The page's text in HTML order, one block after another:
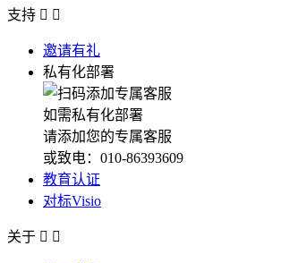
支持  
邀请有礼
私有化部署
如需私有化部署
请添加您的专属客服
或致电：010-86393609
教育认证
对标Visio
关于  